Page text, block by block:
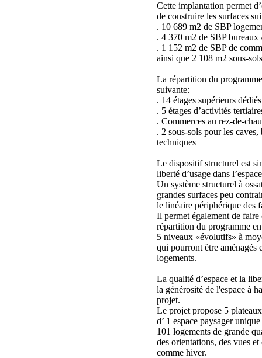
Cette implantation permet
de construire les surfaces
. 10 689 m2 de SBP
. 4 370 m2 de SBP bureaux
. 1 152 m2 de SBP de
ainsi que 2 108 m2 sous-sols
La répartition du
suivante:
. 14 étages supérieurs
. 5 étages d’activités
. Commerces au rez-de-
. 2 sous-sols pour les
techniques
Le dispositif structurel est
liberté d’usage dans
Un système structurel à
grandes surfaces peu
le linéaire périphérique des
Il permet également de
répartition du programme
5 niveaux «évolutifs» à
qui pourront être aménagés
logements.
La qualité d’espace et la
la générosité de l'espace à
projet.
Le projet propose 5
d’ 1 espace paysager
101 logements de grande
des orientations, des vues
comme hiver.